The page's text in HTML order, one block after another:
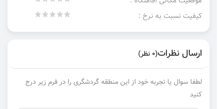
کیفیت نسبت به نرخ :
ارسال نظرات(0 نظر)
لطفا سوال یا تجربه خود از این منطقه گردشگری را در فرم زیر درج
کنید